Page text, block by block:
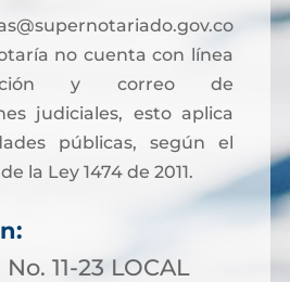
no cuenta con línea
y correo de
judiciales, esto aplica
públicas, según el
la Ley 1474 de 2011.
No. 11-23 LOCAL